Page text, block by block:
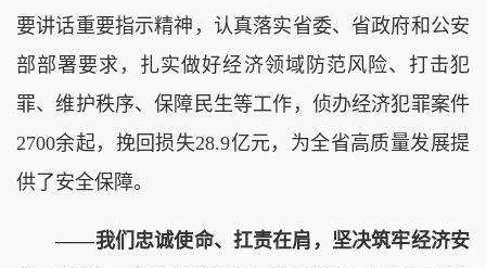
要讲话重要指示精神，认真落实省委、省政府和公安
部部署要求，扎实做好经济领域防范风险、打击犯
罪、维护秩序、保障民生等工作，侦办经济犯罪案件
2700余起，挽回损失28.9亿元，为全省高质量发展提
供了安全保障。
——我们忠诚使命、扛责在肩，坚决筑牢经济安